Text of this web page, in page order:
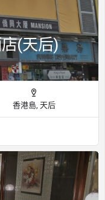
(天后)
香港島, 天后